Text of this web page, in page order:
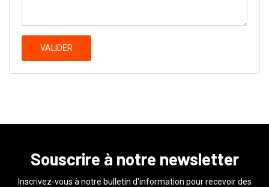
VALIDER
Souscrire à notre newsletter
Inscrivez-vous à notre bulletin d'information pour recevoir des